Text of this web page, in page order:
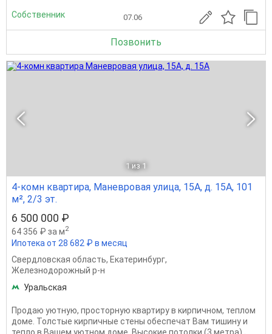
Собственник 07.06
Позвонить
1 из 1
4-комн квартира, Маневровая улица, 15А, д. 15А, 101
м², 2/3 эт.
6 500 000 ₽
64 356 ₽ за м2
Ипотека от 28 682 ₽ в месяц
Свердловская область, Екатеринбург,
Железнодорожный р-н
Уральская
Продаю уютную, просторную квартиру в кирпичном, теплом
доме. Толстые кирпичные стены обеспечат Вам тишину и